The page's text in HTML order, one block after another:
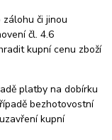
či jinou
čl. 4.6
kupní cenu zboží
platby na dobírku
bezhotovostní
kupní